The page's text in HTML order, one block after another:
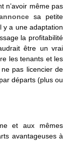
n’avoir même pas
sa petite
y a une adaptation
la profitabilité
être un vrai
les tenants et les
pas licencier de
départs (plus ou
et aux mêmes
avantageuses à